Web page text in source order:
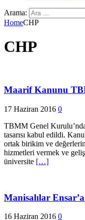
Arama:
HomeCHP
CHP
Maarif Kanunu
17 Haziran 2016 0
TBMM Genel
tasarısı kabul edildi.
ortak birikim ve
hizmetleri vermek ve
üniversite […]
Manisalılar
16 Haziran 2016 0